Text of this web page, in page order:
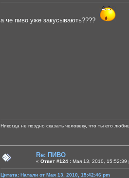
а че пиво уже закусывають????
Никогда не поздно сказать человеку, что ты его
Re: ПИВО
« Ответ #124 : Мая 13, 2010, 15:52:39
Цитата: Натали от Мая 13, 2010, 15:42:46 pm